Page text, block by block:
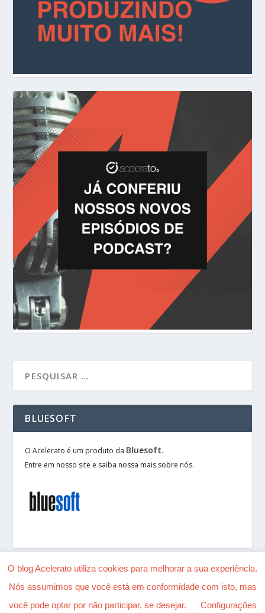
BLUESOFT
O Acelerato é um produto da Bluesoft.
Entre em nosso site e saiba nossa mais sobre nós.
Desenhado porElegant Themes| Alimentado por
O blog Acelerato utiliza cookies para melhorar a sua experiência.
Nós assumimos que você está em conformidade com isto, mas
você pode optar por não participar, se desejar.
Configurações